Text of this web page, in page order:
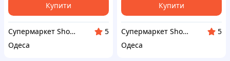
Купити
Супермаркет ShopTour
5
Одеса
Купити
Супермаркет ShopTour
5
Одеса